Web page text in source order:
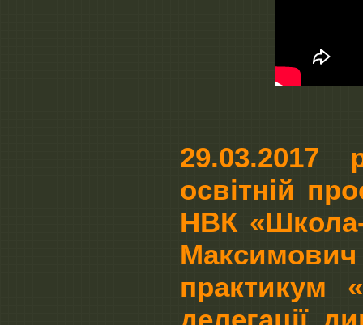
освітній
НВК «Школа-
практикум